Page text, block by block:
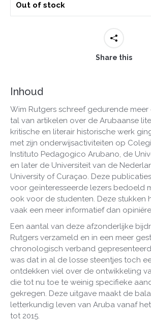
Out of stock
Share this
Inhoud
Wim Rutgers schreef gedurende
tal van artikelen over de Arubaanse
kritische en literair historische werk
met zijn onderwijsactiviteiten op
Instituto Pedagogico Arubano, de
en later de Universiteit van de
University of Curaçao. Deze
voor geïnteresseerde lezers bedoeld
ook voor de studenten. Deze stukken
vaak een meer informatief dan
Een aantal van deze afzonderlijke
Rutgers verzameld en in een meer
chronologisch verband
was dat in al de losse steentjes toch
ontdekken viel over de ontwikkeling
die tot nu toe te weinig specifieke
gekregen. Deze uitgave maakt de
letterkundig leven van Aruba vanaf
tot 2015.